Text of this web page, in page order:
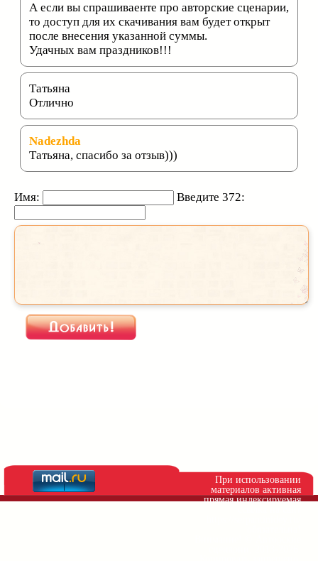
А если вы спрашиваенте про авторские сценарии,
то доступ для их скачивания вам будет открыт
после внесения указанной суммы.
Удачных вам праздников!!!
Татьяна
Отлично
Nadezhda
Татьяна, спасибо за отзыв)))
Имя: Введите 372:
При использовании
материалов активная
прямая индексируемая